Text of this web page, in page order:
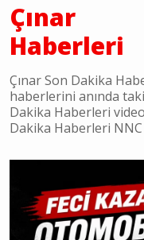
Çınar
Haberleri
Çınar Son Dakika
haberlerini anında
Dakika Haberleri
Dakika Haberleri